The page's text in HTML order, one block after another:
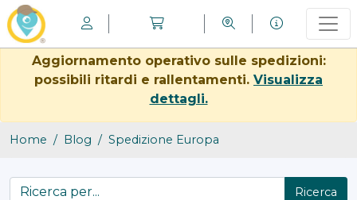
Aggiornamento operativo sulle spedizioni:
possibili ritardi e rallentamenti. Visualizza
dettagli.
Home Blog Spedizione Europa
Ricerca